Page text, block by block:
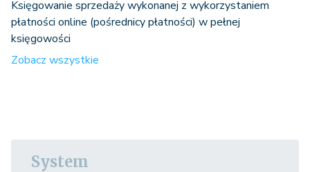
Księgowanie sprzedaży wykonanej z wykorzystaniem
płatności online (pośrednicy płatności) w pełnej
księgowości
Zobacz wszystkie
System